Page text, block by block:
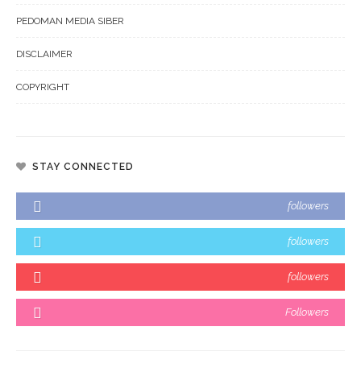
PEDOMAN MEDIA SIBER
DISCLAIMER
COPYRIGHT
STAY CONNECTED
followers
followers
followers
Followers